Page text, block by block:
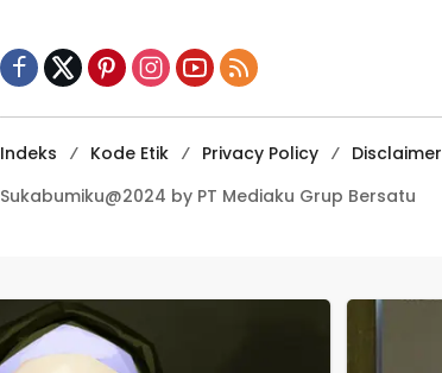
Indeks Kode Etik Privacy Policy Disclaimer
Sukabumiku@2024 by PT Mediaku Grup Bersatu